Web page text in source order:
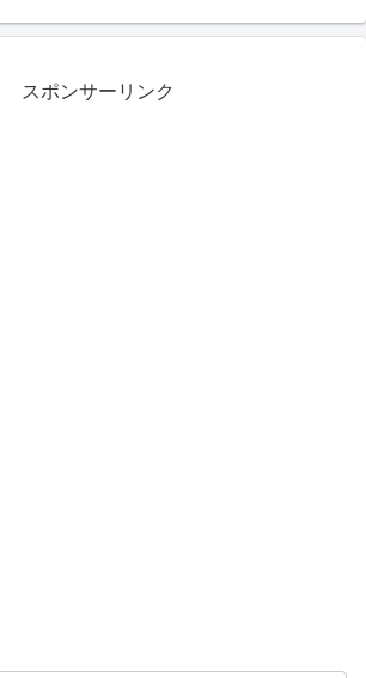
スポンサーリンク